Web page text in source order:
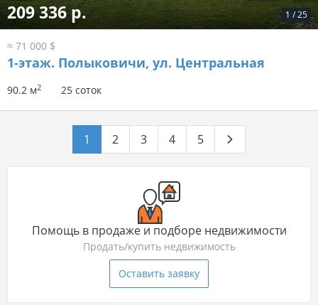
1 /25
209 336 р.
≈ 71 000 $
1-этаж. Полыковичи, ул. Центральная
90.2 м2 25 соток
1 2 3 4 5
Помощь в продаже и подборе недвижимости
Продать/купить недвижимость
Оставить заявку